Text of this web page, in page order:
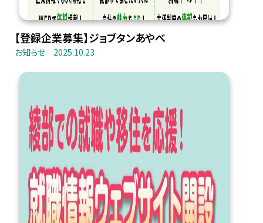
【登録企業募集】ジョブタンあやべ
お知らせ 2025.10.23